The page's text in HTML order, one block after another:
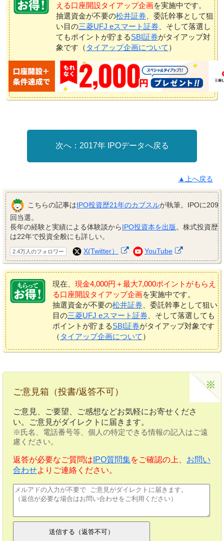
える口座開設タイアップ企画を実施中です。
抽選資金が不要の松井証券 、委託幹事として狙
い目の三菱UFJ eスマート証券 、そして落選し
てもポイントが貯まるSBI証券がタイアップ対
象です（ タイアップ企画について ）
2017年 IPOデータへ戻る
▲上へ戻る
こちらの記事はIPO投資歴21年のカブスルが執筆。IPOに209
回当選。
長年の経験と実績による体験談からIPO投資本を出版。株式投資歴
は22年で投資全般にも詳しい。
2.4万人のフォロワー X(Twitter） YouTube
現在、 現金4,000円＋最大7,000ポイントがもらえ
る口座開設タイアップ企画を実施中です。
抽選資金が不要の松井証券、委託幹事として狙い
目の三菱UFJ eスマート証券、そして落選しても
ポイントが貯まるSBI証券がタイアップ対象です
（ タイアップ企画について ）
ご意見箱（投書/返答不可）
ご意見、ご要望、ご感想などお気軽にお寄せくださ
い。ご意見がダイレクトに届きます。
※氏名、電話番号等、個人の特定できる情報の記入はご遠
慮ください。
返答が必要なご質問は IPO質問集をご確認の上、 お問い
合わせよりご連絡ください。